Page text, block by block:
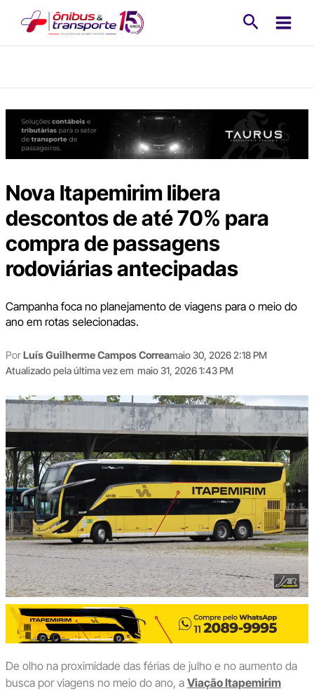
Nova Itapemirim libera
descontos de até 70% para
compra de passagens
rodoviárias antecipadas
Campanha foca no planejamento de viagens para o meio do
ano em rotas selecionadas.
PorLuís Guilherme Campos Correamaio 30, 2026 2:18 PM
Atualizado pela última vez em maio 31, 2026 1:43 PM
De olho na proximidade das férias de julho e no aumento da
busca por viagens no meio do ano, a Viação Itapemirim